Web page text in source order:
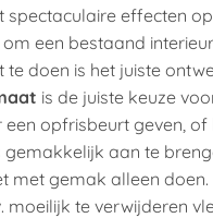
effecten
een bestaand
doen is het juiste
is de juiste keuze
opfrisbeurt geven,
gemakkelijk aan te
met gemak alleen
te verwijderen